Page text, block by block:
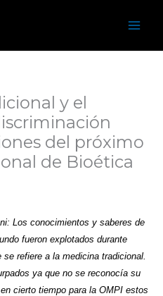
y el
del próximo
de Bioética
Los conocimientos y saberes de
fueron explotados durante
refiere a la medicina tradicional.
ya que no se reconocía su
cierto tiempo para la OMPI estos